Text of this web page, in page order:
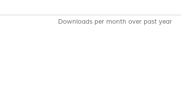
Downloads per month over past year